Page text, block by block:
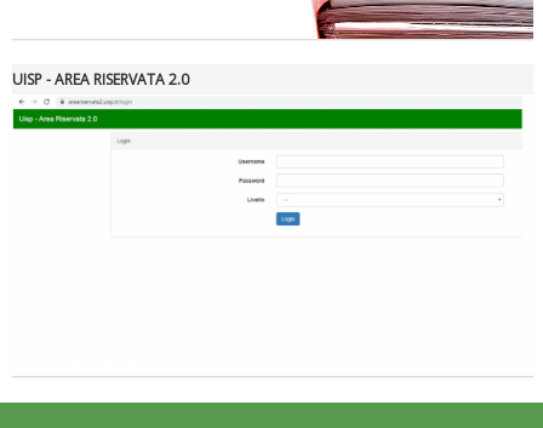
UISP - AREA RISERVATA 2.0